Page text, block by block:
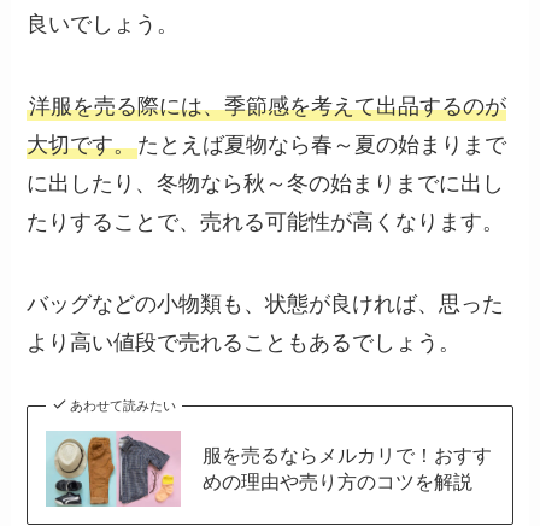
良いでしょう。
洋服を売る際には、季節感を考えて出品するのが
大切です。たとえば夏物なら春～夏の始まりまで
に出したり、冬物なら秋～冬の始まりまでに出し
たりすることで、売れる可能性が高くなります。
バッグなどの小物類も、状態が良ければ、思った
より高い値段で売れることもあるでしょう。
あわせて読みたい
服を売るならメルカリで！おすす
めの理由や売り方のコツを解説